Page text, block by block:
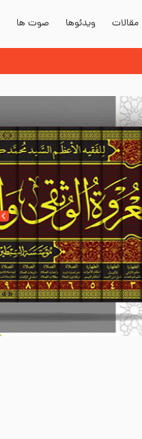
مقالات ویدئوها صوت ها